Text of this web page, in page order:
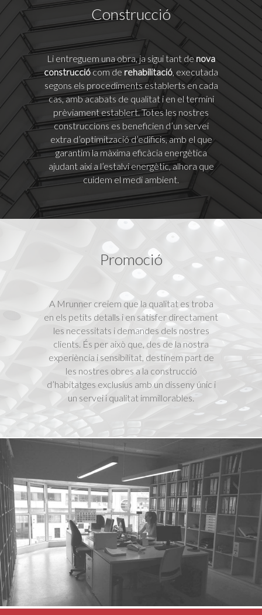
Construcció
Li entreguem una obra, ja sigui tant de nova
construcciócom de rehabilitació, executada
segons els procediments establerts en cada
cas, amb acabats de qualitat i en el termini
prèviament establert. Totes les nostres
construccions es beneficien d’un servei
extra d’optimització d’edificis, amb el que
garantim la màxima eficàcia energètica
ajudant així a l’estalvi energètic, alhora que
cuidem el medi ambient.
Promoció
A Mrunner creiem que la qualitat es troba
en els petits detalls i en satisfer directament
les necessitats i demandes dels nostres
clients. És per això que, des de la nostra
experiència i sensibilitat, destinem part de
les nostres obres a la construcció
d’habitatges exclusius amb un disseny únic i
un servei i qualitat immillorables.